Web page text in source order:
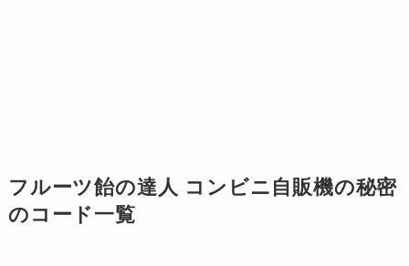
フルーツ飴の達人 コンビニ自販機の秘密
のコード一覧